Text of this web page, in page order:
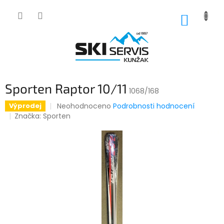
Sporten Raptor 10/11 1068/168
Výprodej
Průměrné
hodnocení
Neohodnoceno Podrobnosti hodnocení
Značka:Sporten